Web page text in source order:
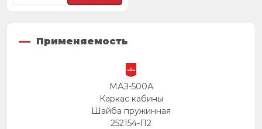
Применяемость
МАЗ-500А
Каркас кабины
Шайба пружинная
252154-П2